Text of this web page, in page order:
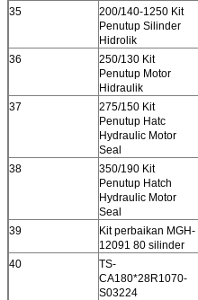
35
200/140-1250 Kit
Penutup Silinder
Hidrolik
36
250/130 Kit
Penutup Motor
Hidraulik
37
275/150 Kit
Penutup Hatc
Hydraulic Motor
Seal
38
350/190 Kit
Penutup Hatch
Hydraulic Motor
Seal
39
Kit perbaikan MGH-
12091 80 silinder
40
TS-
CA180*28R1070-
S03224